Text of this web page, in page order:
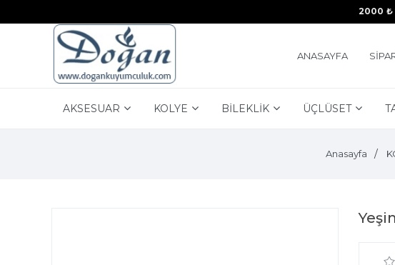
2000
ANASAYFA
AKSESUAR KOLYE BİLEKLİK ÜÇLÜSET
Anasayfa